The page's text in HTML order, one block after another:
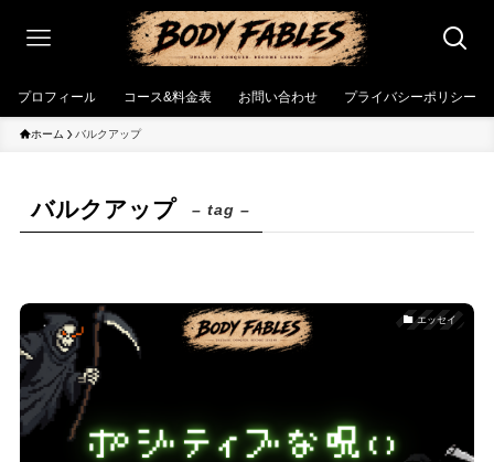
プロフィール コース&料金表 お問い合わせ プライバシーポリシー
ホーム バルクアップ
バルクアップ – tag –
エッセイ